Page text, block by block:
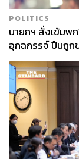
POLITICS
นายกฯ สั่งเข้มพ
อุกฉกรรจ์ ปืนถูก